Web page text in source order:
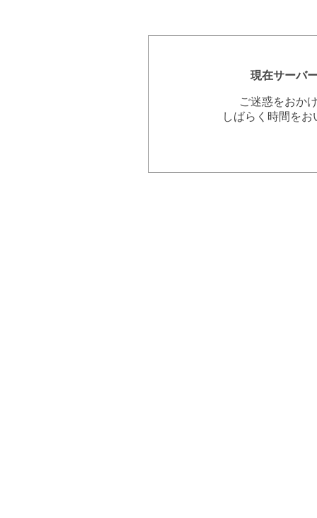
現在サーバ
ご迷惑をおか
しばらく時間を